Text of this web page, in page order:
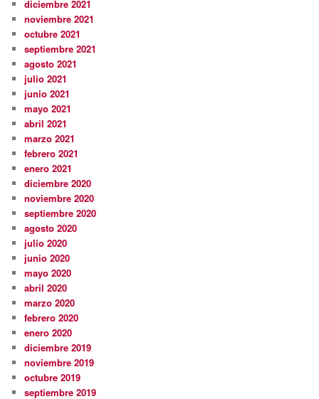
diciembre 2021
noviembre 2021
octubre 2021
septiembre 2021
agosto 2021
julio 2021
junio 2021
mayo 2021
abril 2021
marzo 2021
febrero 2021
enero 2021
diciembre 2020
noviembre 2020
septiembre 2020
agosto 2020
julio 2020
junio 2020
mayo 2020
abril 2020
marzo 2020
febrero 2020
enero 2020
diciembre 2019
noviembre 2019
octubre 2019
septiembre 2019